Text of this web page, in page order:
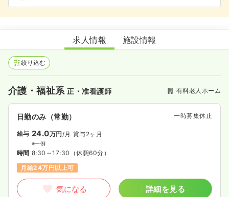
有料老人ホーム みんなの家
求人情報 施設情報
絞り込む
介護・福祉系正・准看護師 有料老人ホーム
日勤のみ（常勤） 一時募集休止
給与 24.0万円/月 賞与2ヶ月
※一例
時間 8:30～17:30 （休憩60分）
月給24万円以上可
気になる 詳細を見る